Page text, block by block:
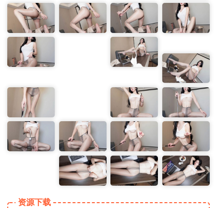
资源下载